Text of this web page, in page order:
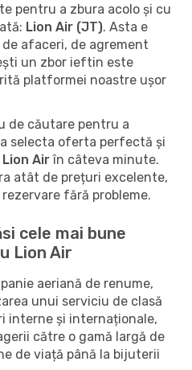
pentru a zbura acolo și cu
Lion Air (JT). Asta e
afaceri, de agrement
un zbor ieftin este
platformei noastre ușor
de căutare pentru a
selecta oferta perfectă și
Airîn câteva minute.
atât de prețuri excelente,
fără probleme.
cele mai bune
Lion Air
aeriană de renume,
unui serviciu de clasă
interne și internaționale,
către o gamă largă de
de viață până la bijuterii